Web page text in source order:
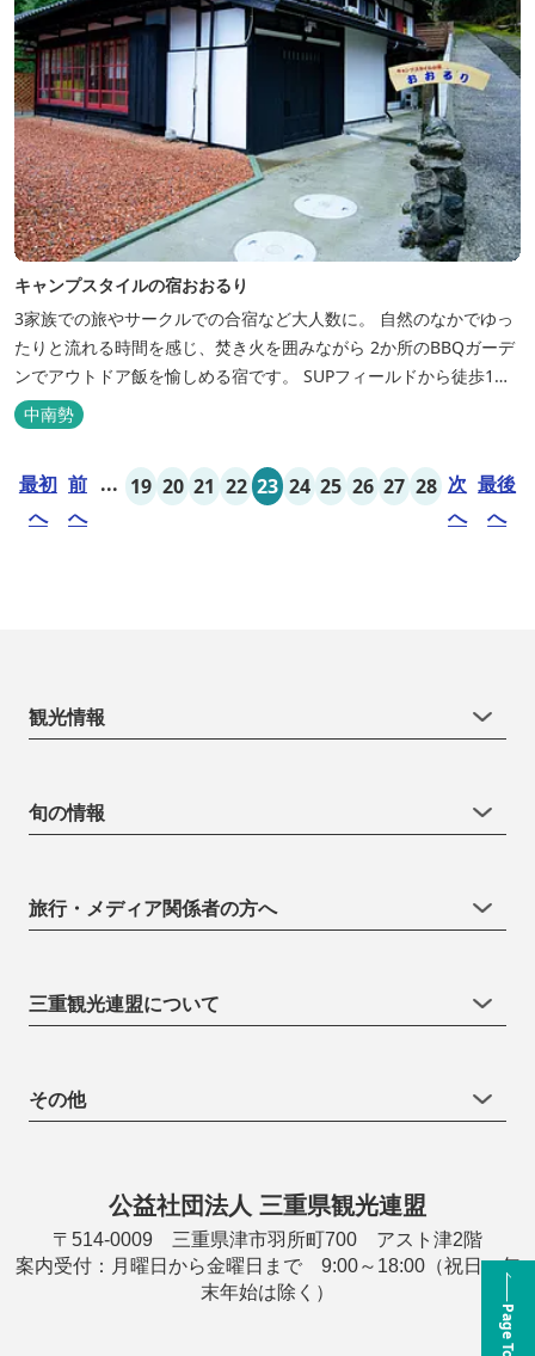
キャンプスタイルの宿おおるり
3家族での旅やサークルでの合宿など大人数に。 自然のなかでゆっ
たりと流れる時間を感じ、焚き火を囲みながら 2か所のBBQガーデ
ンでアウトドア飯を愉しめる宿です。 SUPフィールドから徒歩1
分。絶景に囲まれた水上アクティビティも満喫したい方へ。
中南勢
最初
へ
前
へ
... 19 20 21 22 23 24 25 26 27 28 次
へ
最後
へ
Page Top
観光情報
旬の情報
旅行・メディア関係者の方へ
三重観光連盟について
その他
公益社団法人 三重県観光連盟
〒514-0009 三重県津市羽所町700 アスト津2階
案内受付：月曜日から金曜日まで 9:00～18:00（祝日・年
末年始は除く）